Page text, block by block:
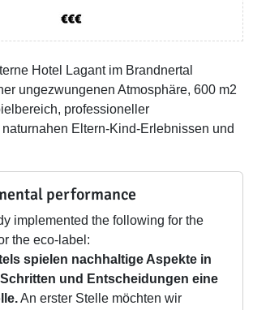
Hotel Lagant im Brandnertal
ungezwungenen Atmosphäre, 600 m2
professioneller
Eltern-Kind-Erlebnissen und
performance
implemented the following for the
the eco-label:
spielen nachhaltige Aspekte in
und Entscheidungen eine
An erster Stelle möchten wir